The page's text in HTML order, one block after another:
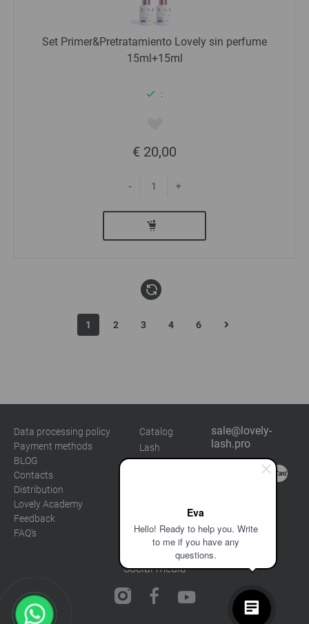
Eva
Hello! Ready to help you. Write
to me if you have any
questions.
Set Primer&Pretratamiento Lovely sin perfume
15ml+15ml
:
€ 20,00
- +
1 2 3 4 6
Data processing policy
Payment methods
BLOG
Contacts
Distribution
Lovely Academy
Feedback
FAQ's
Catalog
Lash
Brow
sale@lovely-
lash.pro
Social media